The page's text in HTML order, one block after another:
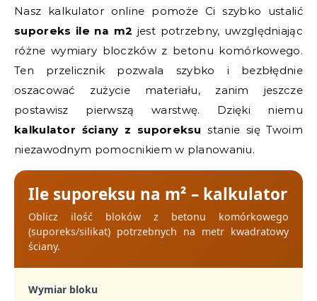
Nasz kalkulator online pomoże Ci szybko ustalić
suporeks ile na m2 jest potrzebny, uwzględniając
różne wymiary bloczków z betonu komórkowego.
Ten przelicznik pozwala szybko i bezbłędnie
oszacować zużycie materiału, zanim jeszcze
postawisz pierwszą warstwę. Dzięki niemu
kalkulator ściany z suporeksu stanie się Twoim
niezawodnym pomocnikiem w planowaniu.
Ile suporeksu na m² – kalkulator
Oblicz ilość bloków z betonu komórkowego
(suporeks/silikat) potrzebnych na metr kwadratowy
ściany.
Wymiar bloku